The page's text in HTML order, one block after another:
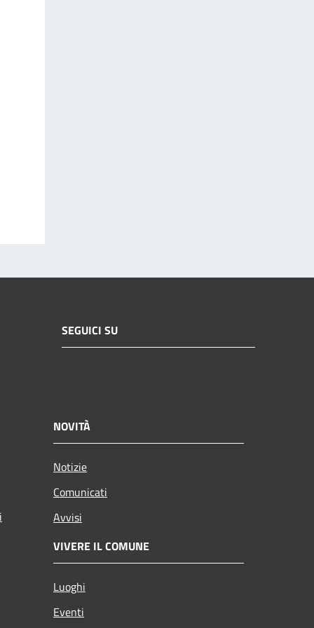
SEGUICI SU
NOVITÀ
Notizie
Comunicati
Avvisi
VIVERE IL COMUNE
Luoghi
Eventi